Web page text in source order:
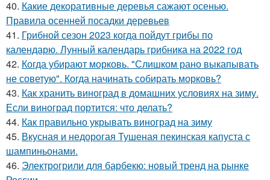
40. Какие декоративные деревья сажают осенью.
Правила осенней посадки деревьев
41. Грибной сезон 2023 когда пойдут грибы по
календарю. Лунный календарь грибника на 2022 год
42. Когда убирают морковь. "Слишком рано выкапывать
не советую". Когда начинать собирать морковь?
43. Как хранить виноград в домашних условиях на зиму.
Если виноград портится: что делать?
44. Как правильно укрывать виноград на зиму
45. Вкусная и недорогая Тушеная пекинская капуста с
шампиньонами.
46. Электрогрили для барбекю: новый тренд на рынке